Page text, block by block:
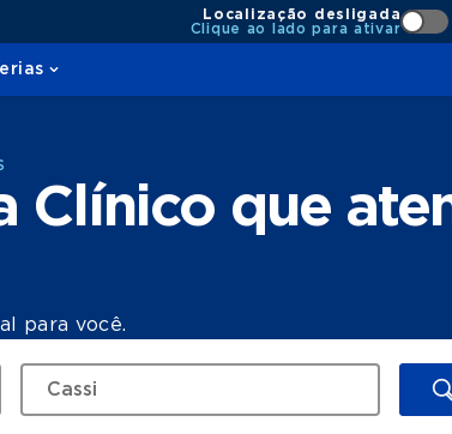
Localização desligada
Clique ao lado para ativar
Clínico que
para você.